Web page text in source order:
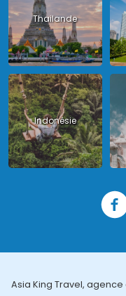
Thailande
Indonésie
Asia King Travel,